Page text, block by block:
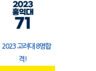
2023 고려대 8명합
격!